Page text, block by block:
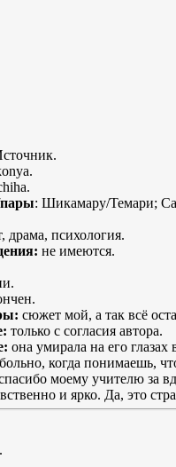
: Шикамару/Темари;
драма, психология.
не имеются.
сюжет мой, а так всё
только с согласия автора.
она умирала на его
когда понимаешь,
моему учителю за
и ярко. Да, это